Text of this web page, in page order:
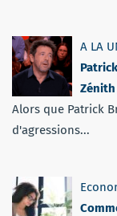
A LA
Zénith
Alors que Patrick
d'agressions...